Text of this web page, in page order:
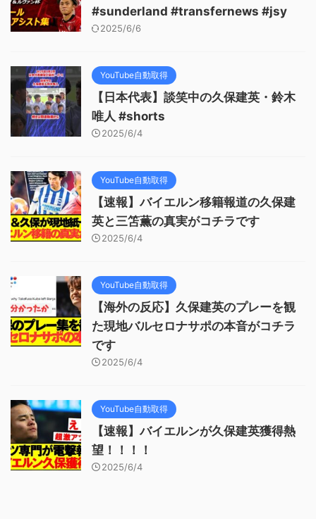
#sunderland #transfernews #jsy
2025/6/6
YouTube自動取得
【日本代表】談笑中の久保建英・鈴木
唯人 #shorts
2025/6/4
YouTube自動取得
【速報】バイエルン移籍報道の久保建
英と三笘薫の真実がコチラです
2025/6/4
YouTube自動取得
【海外の反応】久保建英のプレーを観
た現地バルセロナサポの本音がコチラ
です
2025/6/4
YouTube自動取得
【速報】バイエルンが久保建英獲得熱
望！！！！
2025/6/4